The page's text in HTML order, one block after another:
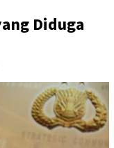
Diduga